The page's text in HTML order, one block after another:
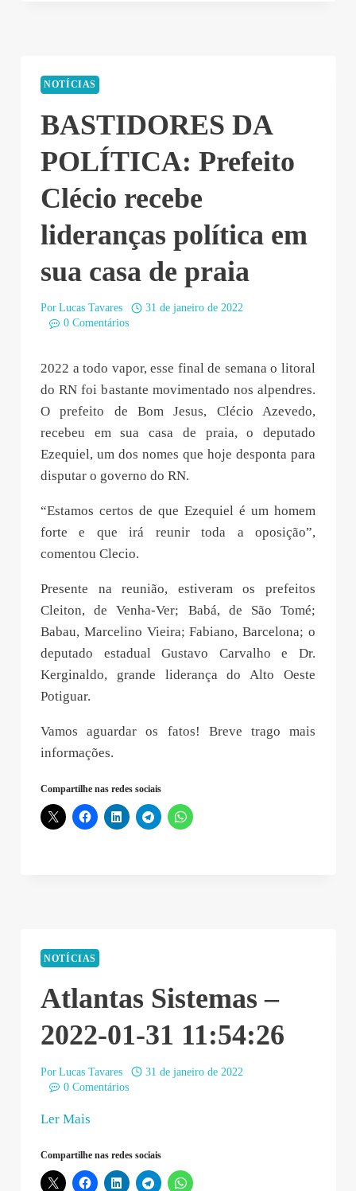
NOTÍCIAS
BASTIDORES DA
POLÍTICA: Prefeito
Clécio recebe
lideranças política em
sua casa de praia
Por Lucas Tavares
31 de janeiro de 2022
0 Comentários
2022 a todo vapor, esse final de semana o litoral
do RN foi bastante movimentado nos alpendres.
O prefeito de Bom Jesus, Clécio Azevedo,
recebeu em sua casa de praia, o deputado
Ezequiel, um dos nomes que hoje desponta para
disputar o governo do RN.
“Estamos certos de que Ezequiel é um homem
forte e que irá reunir toda a oposição”,
comentou Clecio.
Presente na reunião, estiveram os prefeitos
Cleiton, de Venha-Ver; Babá, de São Tomé;
Babau, Marcelino Vieira; Fabiano, Barcelona; o
deputado estadual Gustavo Carvalho e Dr.
Kerginaldo, grande liderança do Alto Oeste
Potiguar.
Vamos aguardar os fatos! Breve trago mais
informações.
Compartilhe nas redes sociais
NOTÍCIAS
Atlantas Sistemas –
2022-01-31 11:54:26
Por Lucas Tavares
31 de janeiro de 2022
0 Comentários
Ler Mais
–
2022-
Compartilhe nas redes sociais